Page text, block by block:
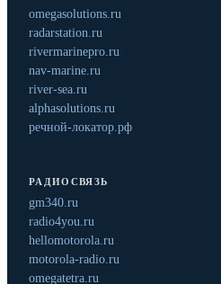
omegasolutions.ru
radarstation.ru
rivermarinepro.ru
nav-marine.ru
river-sea.ru
alphasolutions.ru
речной-локатор.рф
РАДИОСВЯЗЬ
gm340.ru
radio4you.ru
hellomotorola.ru
motorola-radio.ru
omegatetra.ru